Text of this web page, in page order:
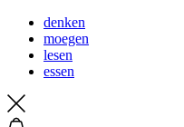
denken
moegen
lesen
essen